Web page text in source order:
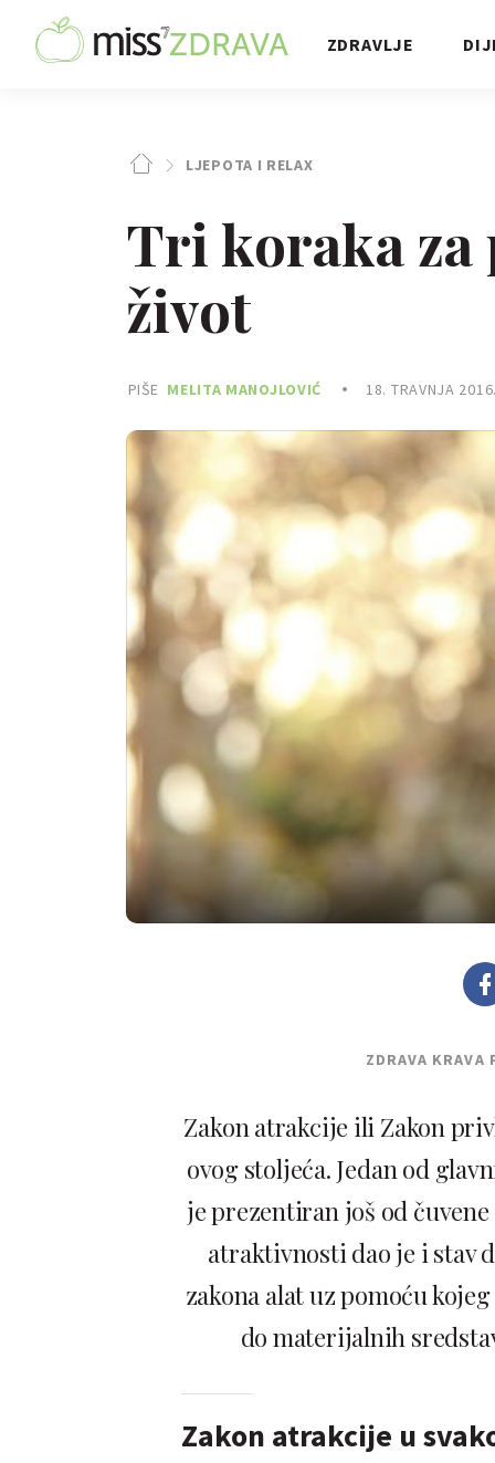
ZDRAVLJE
LJEPOTA I RELAX
Tri koraka
život
PIŠE MELITA MANOJLOVIĆ 18. TRAVNJA
ZDRAVA KRAVA
Zakon atrakcije ili Zakon
ovog stoljeća. Jedan od
je prezentiran još od
atraktivnosti dao je i stav
zakona alat uz pomoću
do materijalnih
Zakon atrakcije u